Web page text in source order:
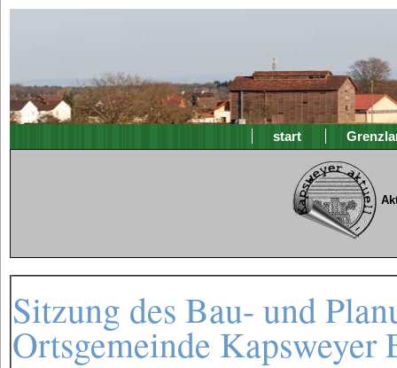
start
Sitzung des Bau- und
Ortsgemeinde Kapsweyer